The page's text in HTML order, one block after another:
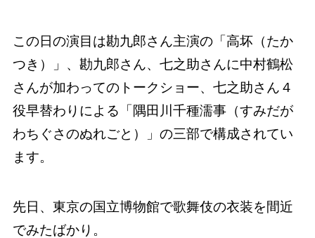
この日の演目は勘九郎さん主演の「高坏（たか
つき）」、勘九郎さん、七之助さんに中村鶴松
さんが加わってのトークショー、七之助さん４
役早替わりによる「隅田川千種濡事（すみだが
わちぐさのぬれごと）」の三部で構成されてい
ます。
先日、東京の国立博物館で歌舞伎の衣装を間近
でみたばかり。